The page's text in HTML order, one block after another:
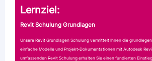
Lernziel:
Revit Schulung Grundlagen
Unsere Revit Grundlagen Schulung vermittelt Ihnen die
einfache Modelle und Projekt‑Dokumentationen mit Autodesk
umfassenden Revit Schulung erhalten Sie einen fundierten